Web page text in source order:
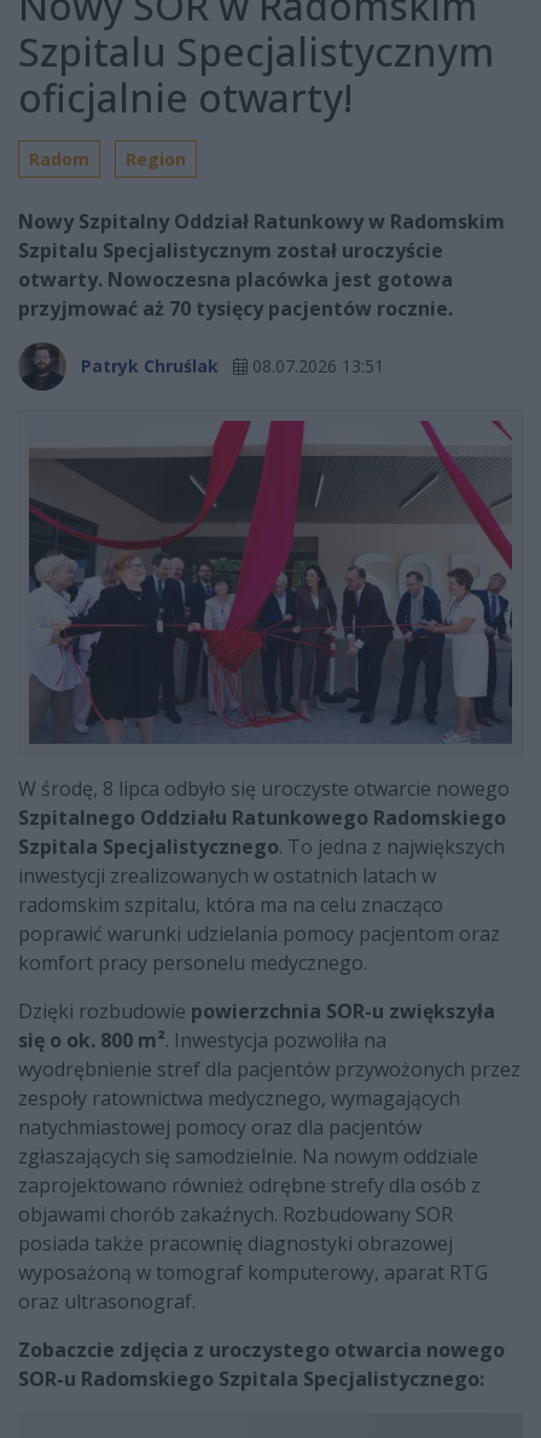
Szpitalu Specjalistycznym
oficjalnie otwarty!
Radom Region
Nowy Szpitalny Oddział Ratunkowy w Radomskim
Szpitalu Specjalistycznym został uroczyście
otwarty. Nowoczesna placówka jest gotowa
przyjmować aż 70 tysięcy pacjentów rocznie.
Patryk Chruślak 08.07.2026 13:51
W środę, 8 lipca odbyło się uroczyste otwarcie nowego
Szpitalnego Oddziału Ratunkowego Radomskiego
Szpitala Specjalistycznego. To jedna z największych
inwestycji zrealizowanych w ostatnich latach w
radomskim szpitalu, która ma na celu znacząco
poprawić warunki udzielania pomocy pacjentom oraz
komfort pracy personelu medycznego.
Dzięki rozbudowie powierzchnia SOR-u zwiększyła
się o ok. 800 m². Inwestycja pozwoliła na
wyodrębnienie stref dla pacjentów przywożonych przez
zespoły ratownictwa medycznego, wymagających
natychmiastowej pomocy oraz dla pacjentów
zgłaszających się samodzielnie. Na nowym oddziale
zaprojektowano również odrębne strefy dla osób z
objawami chorób zakaźnych. Rozbudowany SOR
posiada także pracownię diagnostyki obrazowej
wyposażoną w tomograf komputerowy, aparat RTG
oraz ultrasonograf.
Zobaczcie zdjęcia z uroczystego otwarcia nowego
SOR-u Radomskiego Szpitala Specjalistycznego: